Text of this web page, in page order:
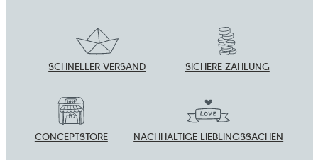
AGBgelesen und
bin mit ihnen einverstanden.
Zeichen ein*
SCHNELLER VERSAND SICHERE ZAHLUNG
CONCEPTSTORE NACHHALTIGE LIEBLINGSSACHEN